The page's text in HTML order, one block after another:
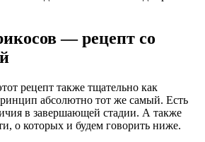
— рецепт со
рецепт также тщательно как
абсолютно тот же самый. Есть
в завершающей стадии. А также
о которых и будем говорить ниже.